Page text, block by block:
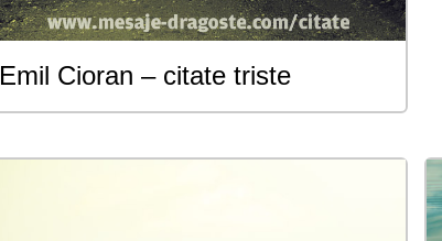
Emil Cioran – citate triste